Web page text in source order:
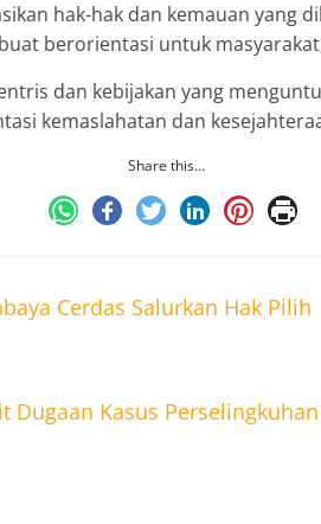
hak-hak dan kemauan yang
berorientasi untuk
dan kebijakan yang
kemaslahatan dan
Share this…
Cerdas Salurkan Hak Pilih
Dugaan Kasus